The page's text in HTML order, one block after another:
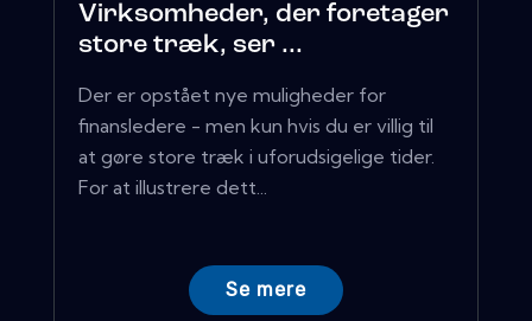
Virksomheder, der foretager
store træk, ser ...
Der er opstået nye muligheder for
finansledere - men kun hvis du er villig til
at gøre store træk i uforudsigelige tider.
For at illustrere dett...
Se mere